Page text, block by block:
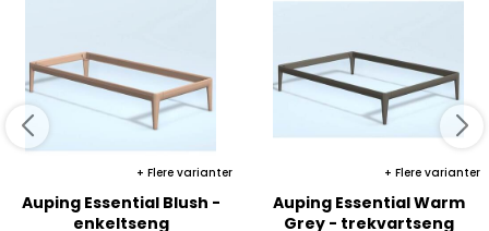
Flere varianter
Auping Essential Blush -
enkeltseng
Flere varianter
Auping Essential Warm
Grey - trekvartseng